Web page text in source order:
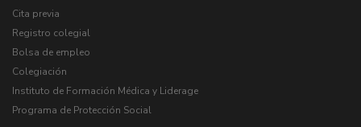
Cita previa
Registro colegial
Bolsa de empleo
Colegiación
Instituto de Formación Médica y Liderage
Programa de Protección Social